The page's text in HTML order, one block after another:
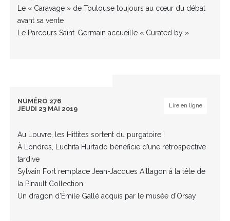
Le « Caravage » de Toulouse toujours au cœur du débat
avant sa vente
Le Parcours Saint-Germain accueille « Curated by »
NUMÉRO 276
JEUDI 23 MAI 2019
Lire en ligne
Au Louvre, les Hittites sortent du purgatoire !
À Londres, Luchita Hurtado bénéficie d’une rétrospective
tardive
Sylvain Fort remplace Jean-Jacques Aillagon à la tête de
la Pinault Collection
Un dragon d’Émile Gallé acquis par le musée d’Orsay